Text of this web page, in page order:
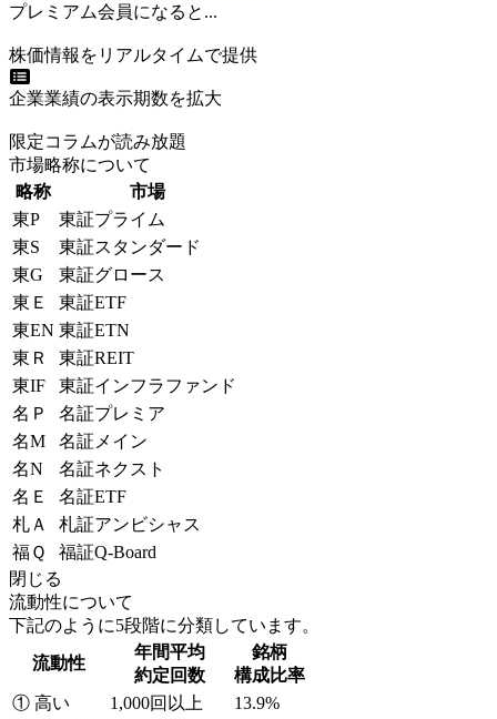
プレミアム会員になると...
株価情報をリアルタイムで提供
企業業績の表示期数を拡大
限定コラムが読み放題
市場略称について
略称
市場
東P
東証プライム
東S
東証スタンダード
東G
東証グロース
東Ｅ
東証ETF
東EN 東証ETN
東Ｒ
東証REIT
東IF
東証インフラファンド
名Ｐ
名証プレミア
名M
名証メイン
名N
名証ネクスト
名Ｅ
名証ETF
札Ａ
札証アンビシャス
福Ｑ
福証Q-Board
閉じる
流動性について
下記のように5段階に分類しています。
流動性
年間平均
約定回数
銘柄
構成比率
① 高い
1,000回以上
13.9%